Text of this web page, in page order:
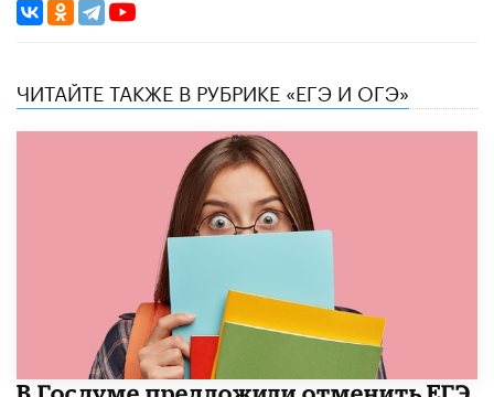
ЧИТАЙТЕ ТАКЖЕ В РУБРИКЕ «ЕГЭ И ОГЭ»